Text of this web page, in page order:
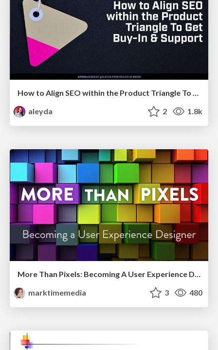
How to Align SEO within the Product Triangle To Get Buy-In & Support - #RIMC
aleyda
2 1.8k
marktimemedia
3 480